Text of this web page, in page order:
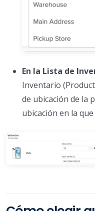
En la Lista de
Inventario
de ubicación de la
ubicación en la